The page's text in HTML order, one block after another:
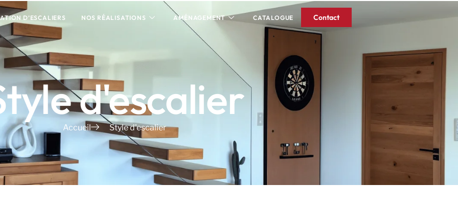
D’ESCALIERS NOS RÉALISATIONS AMÉNAGEMENT CATALOGUE Contact
d'escalier
Accueil Style d'escalier